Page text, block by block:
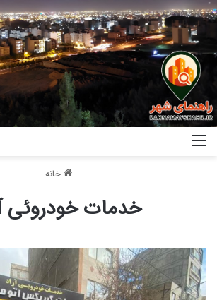
خانه
خدمات خودروئی